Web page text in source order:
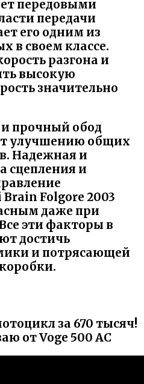
передовыми
передачи
его одним из
в своем классе.
разгона и
высокую
значительно
прочный обод
улучшению общих
Надежная и
сцепления и
Folgore 2003
даже при
эти факторы в
достичь
и потрясающей
за 670 тысяч!
от Voge 500 AC